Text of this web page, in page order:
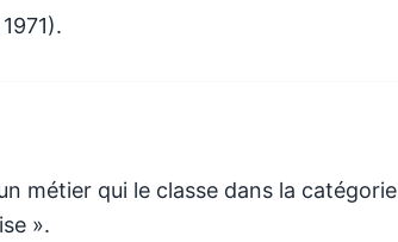
métier qui le classe dans la catégorie
».